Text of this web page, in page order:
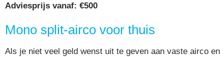
Adviesprijs vanaf: €500
Mono split-airco voor thuis
Als je niet veel geld wenst uit te geven aan vaste airco en